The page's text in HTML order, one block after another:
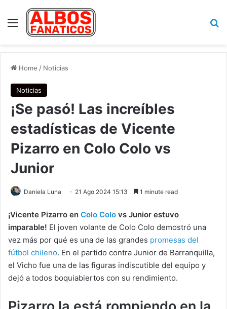
Menu
Home / Noticias
Noticias
¡Se pasó! Las increíbles
estadísticas de Vicente
Pizarro en Colo Colo vs
Junior
Daniela Luna 21 Ago 2024 15:13 1 minute read
¡Vicente Pizarro en Colo Colo vs Junior estuvo
imparable! El joven volante de Colo Colo demostró una
vez más por qué es una de las grandes promesas del
fútbol chileno. En el partido contra Junior de Barranquilla,
el Vicho fue una de las figuras indiscutible del equipo y
dejó a todos boquiabiertos con su rendimiento.